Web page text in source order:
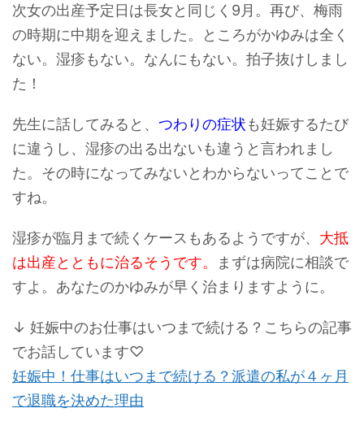
次女の出産予定日は長女と同じく9月。再び、梅雨
の時期に中期を迎えました。ところがかゆみは全く
ない。湿疹もない。なんにもない。 拍子抜けしまし
た！
先生に話してみると、 つわりの症状も妊娠するたび
に違うし、湿疹の出る出ないも違うと言われまし
た。その時になってみないとわからないってことで
すね。
湿疹が臨月まで続くケースもあるようですが、 大抵
は出産とともに治るそうです。
まずは病院に相談で
すよ。あなたのかゆみが早く治まりますように。
↓ 妊娠中のお仕事はいつまで続ける？こちらの記事
でお話しています♡
妊娠中！仕事はいつまで続ける？派遣の私が４ヶ月
で退職を決めた理由